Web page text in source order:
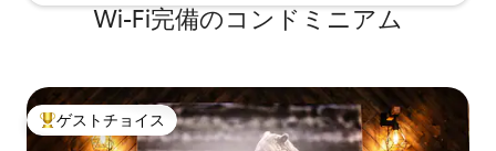
Wi-Fi完備のコンドミニアム
大好評のゲストチョイスです。
ゲストチョイス